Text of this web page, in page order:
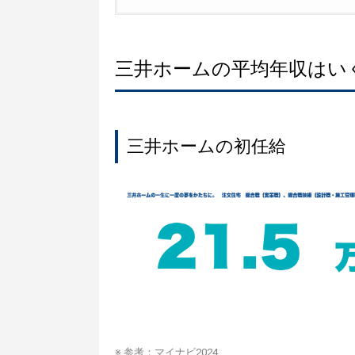
三井ホームの平均年収はい
三井ホームの初任給
※ 参考： マイナビ2024